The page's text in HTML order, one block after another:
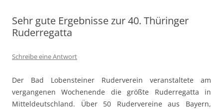
Sehr gute Ergebnisse zur 40. Thüringer
Ruderregatta
Schreibe eine Antwort
Der Bad Lobensteiner Ruderverein veranstaltete am
vergangenen Wochenende die größte Ruderregatta in
Mitteldeutschland. Über 50 Rudervereine aus Bayern,